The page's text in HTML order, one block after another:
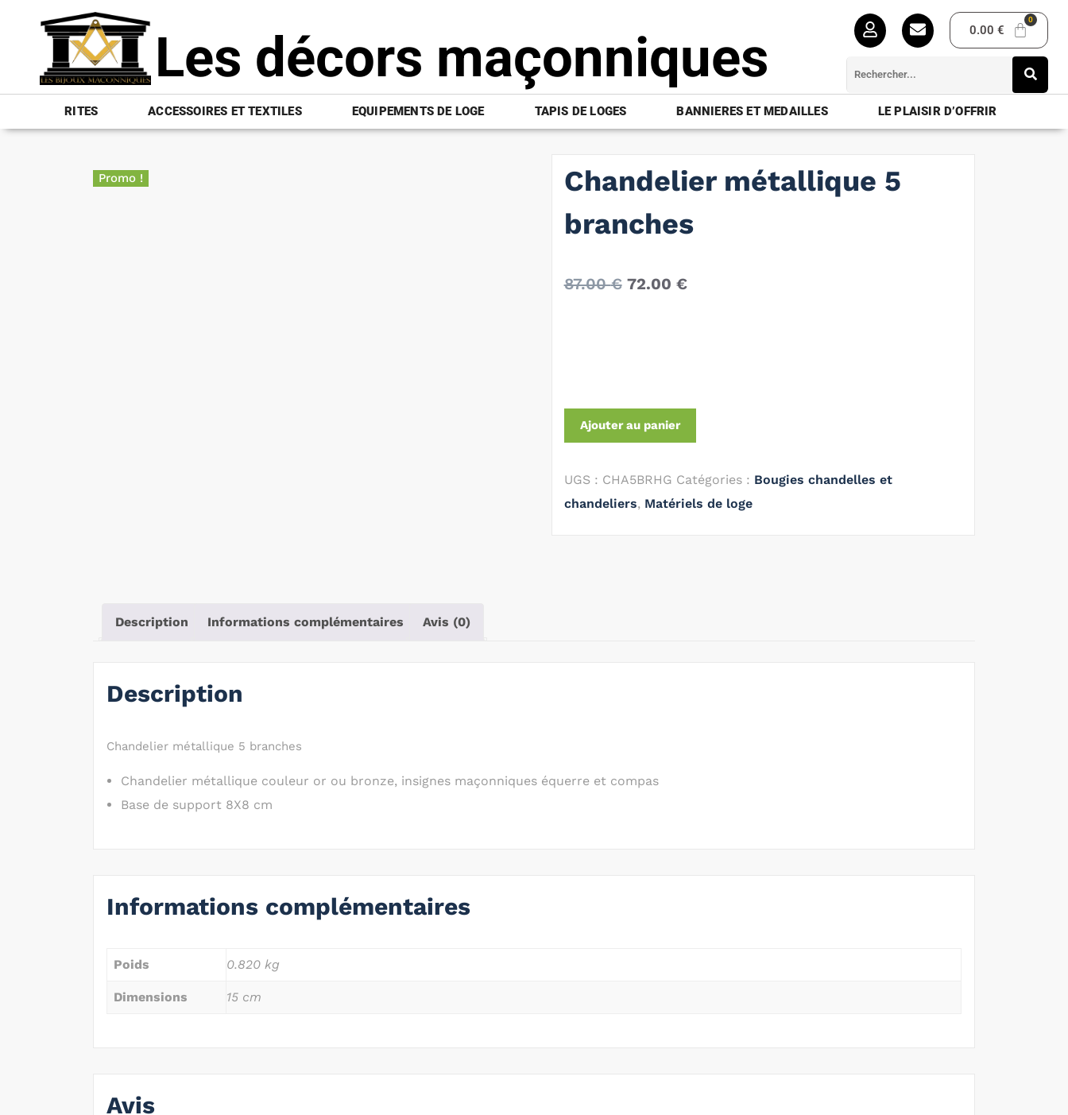
Les décors maçonniques 0.00€
RITES ACCESSOIRES ET TEXTILES EQUIPEMENTS DE LOGE TAPIS DE LOGES BANNIERES ET MEDAILLES LE PLAISIR D’OFFRIR
Promo !
Chandelier métallique 5
branches
87.00€ 72.00 €
Ajouter au panier
UGS : CHA5BRHG Catégories : Bougies chandelles et
chandeliers, Matériels de loge
Description Informations complémentaires Avis (0)
Description
Chandelier métallique 5 branches
Chandelier métallique couleur or ou bronze, insignes maçonniques équerre et compas
Base de support 8X8 cm
Informations complémentaires
Poids 0.820 kg
Dimensions 15 cm
Avis